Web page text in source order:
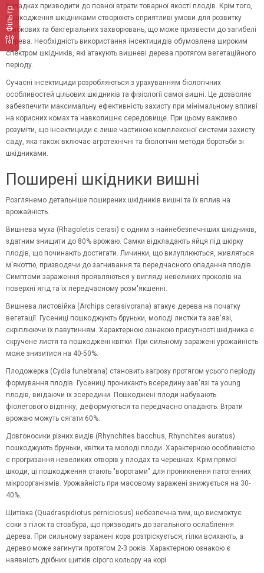
Фільтр
випадках призводити до повної втрати товарної якості плодів. Крім того,
пошкодження шкідниками створюють сприятливі умови для розвитку
грибкових та бактеріальних захворювань, що може призвести до загибелі
дерева. Необхідність використання інсектицидів обумовлена широким
спектром шкідників, які атакують вишневі дерева протягом вегетаційного
періоду.
Сучасні інсектициди розробляються з урахуванням біологічних
особливостей цільових шкідників та фізіології самої вишні. Це дозволяє
забезпечити максимальну ефективність захисту при мінімальному впливі
на корисних комах та навколишнє середовище. При цьому важливо
розуміти, що інсектициди є лише частиною комплексної системи захисту
саду, яка також включає агротехнічні та біологічні методи боротьби зі
шкідниками.
Поширені шкідники вишні
Розглянемо детальніше поширених шкідників вишні та їх вплив на
врожайність.
Вишнева муха (Rhagoletis cerasi) є одним з найнебезпечніших шкідників,
здатним знищити до 80% врожаю. Самки відкладають яйця під шкірку
плодів, що починають достигати. Личинки, що вилуплюються, живляться
м'якоттю, призводячи до загнивання та передчасного опадання плодів.
Симптоми зараження проявляються у вигляді невеликих проколів на
поверхні ягід та їх передчасному розм'якшенні.
Вишнева листовійка (Archips cerasivorana) атакує дерева на початку
вегетації. Гусениці пошкоджують бруньки, молоді листки та зав'язі,
скріплюючи їх павутинням. Характерною ознакою присутності шкідника є
скручене листя та пошкоджені квітки. При сильному заражені урожайність
може знизитися на 40-50%.
Плодожерка (Cydia funebrana) становить загрозу протягом усього періоду
формування плодів. Гусениці проникають всередину зав'язі та young
плодів, виїдаючи їх зсередини. Пошкоджені плоди набувають
фіолетового відтінку, деформуються та передчасно опадають. Втрати
врожаю можуть сягати 60%.
Довгоносики різних видів (Rhynchites bacchus, Rhynchites auratus)
пошкоджують бруньки, квітки та молоді плоди. Характерною особливістю
є прогризання невеликих отворів у плодах та черешках. Крім прямої
шкоди, ці пошкодження стають "воротами" для проникнення патогенних
мікроорганізмів. Урожайність при масовому заражені знижується на 30-
40%.
Щитівка (Quadraspidiotus perniciosus) небезпечна тим, що висмоктує
соки з гілок та стовбура, що призводить до загального ослаблення
дерева. При сильному заражені кора розтріскується, гілки всихають, а
дерево може загинути протягом 2-3 років. Характерною ознакою є
наявність дрібних щитків сірого кольору на корі.